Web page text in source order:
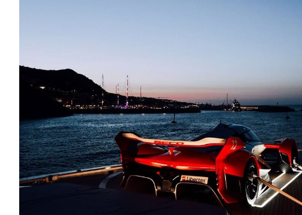
Eco
Τεχνολογία
Mobility
Σταθμοί φόρτισης